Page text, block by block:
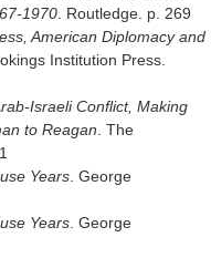
1970 . Routledge. p. 269
American Diplomacy and
Institution Press.
Israeli Conflict, Making
to Reagan . The
Years . George
Years . George